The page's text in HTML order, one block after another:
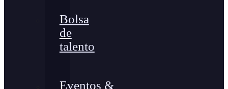
Bolsa
de
talento
Eventos &